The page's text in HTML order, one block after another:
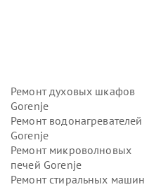
Ремонт духовых шкафов
Gorenje
Ремонт водонагревателей
Gorenje
Ремонт микроволновых
печей Gorenje
Ремонт стиральных машин